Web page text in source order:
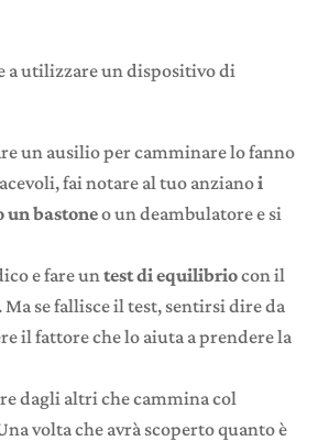
a utilizzare un dispositivo di
un ausilio per camminare lo fanno
fai notare al tuo anzianoi
un bastoneo un deambulatore e si
e fare un test di equilibriocon il
se fallisce il test, sentirsi dire da
il fattore che lo aiuta a prendere la
dagli altri che cammina col
volta che avrà scoperto quanto è